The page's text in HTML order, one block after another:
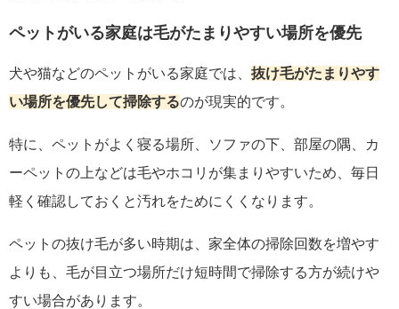
ペットがいる家庭は毛がたまりやすい場所を優先
犬や猫などのペットがいる家庭では、 抜け毛がたまりやす
い場所を優先して掃除するのが現実的です。
特に、ペットがよく寝る場所、ソファの下、部屋の隅、カ
ーペットの上などは毛やホコリが集まりやすいため、毎日
軽く確認しておくと汚れをためにくくなります。
ペットの抜け毛が多い時期は、家全体の掃除回数を増やす
よりも、毛が目立つ場所だけ短時間で掃除する方が続けや
すい場合があります。